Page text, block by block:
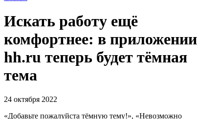
Искать работу ещё
комфортнее: в приложении
hh.ru теперь будет тёмная
тема
24 октября 2022
«Добавьте пожалуйста тёмную тему!», «Невозможно